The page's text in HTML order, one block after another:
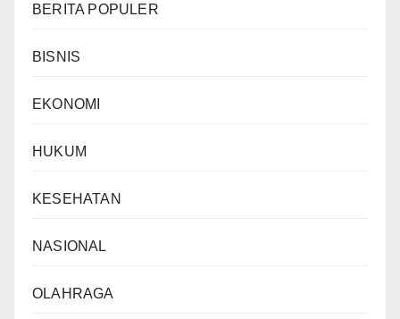
BERITA POPULER
BISNIS
EKONOMI
HUKUM
KESEHATAN
NASIONAL
OLAHRAGA